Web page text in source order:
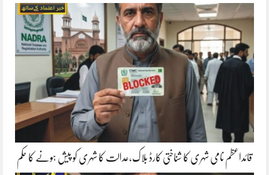
قائداعظم نامی شہری کا شناختی کارڈ بلاک،عدالت کا شہری کو پیش ہونے کا حکم